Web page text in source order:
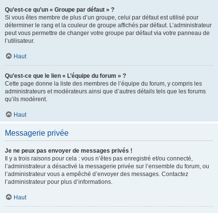
Qu’est-ce qu’un « Groupe par défaut » ?
Si vous êtes membre de plus d’un groupe, celui par défaut est utilisé pour
déterminer le rang et la couleur de groupe affichés par défaut. L’administrateur
peut vous permettre de changer votre groupe par défaut via votre panneau de
l’utilisateur.
Haut
Qu’est-ce que le lien « L’équipe du forum » ?
Cette page donne la liste des membres de l’équipe du forum, y compris les
administrateurs et modérateurs ainsi que d’autres détails tels que les forums
qu’ils modèrent.
Haut
Messagerie privée
Je ne peux pas envoyer de messages privés !
Il y a trois raisons pour cela : vous n’êtes pas enregistré et/ou connecté,
l’administrateur a désactivé la messagerie privée sur l’ensemble du forum, ou
l’administrateur vous a empêché d’envoyer des messages. Contactez
l’administrateur pour plus d’informations.
Haut